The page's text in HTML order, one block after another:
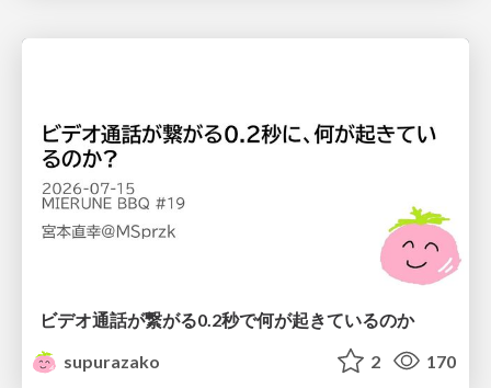
ビデオ通話が繋がる0.2秒で何が起きているのか
supurazako
2 170